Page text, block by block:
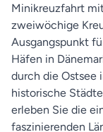
Minikreuzfahrt
zweiwöchige
Ausgangspunkt
Häfen in
durch die Ostsee
historische
erleben Sie die
faszinierenden